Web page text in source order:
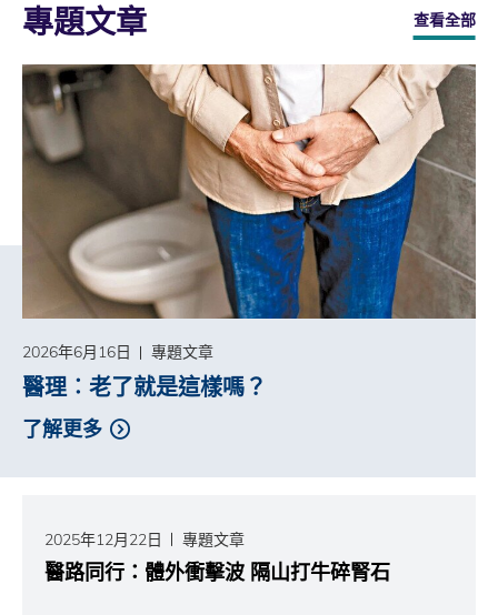
專題文章 查看全部
2026年6月16日 專題文章
醫理︰老了就是這樣嗎？
了解更多
2025年12月22日 專題文章
醫路同行：體外衝擊波 隔山打牛碎腎石